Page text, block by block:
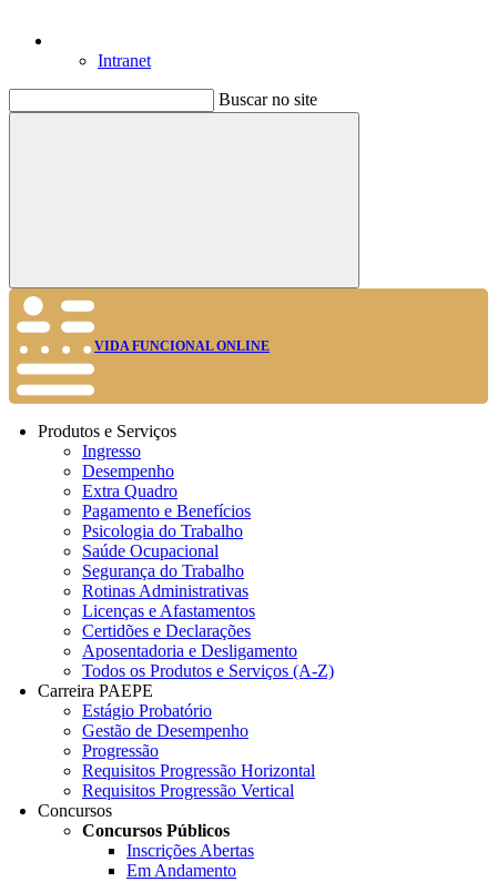
Intranet
Buscar no site
Buscar
VIDA FUNCIONAL ONLINE
Produtos e Serviços
Ingresso
Desempenho
Extra Quadro
Pagamento e Benefícios
Psicologia do Trabalho
Saúde Ocupacional
Segurança do Trabalho
Rotinas Administrativas
Licenças e Afastamentos
Certidões e Declarações
Aposentadoria e Desligamento
Todos os Produtos e Serviços (A-Z)
Carreira PAEPE
Estágio Probatório
Gestão de Desempenho
Progressão
Requisitos Progressão Horizontal
Requisitos Progressão Vertical
Concursos
Concursos Públicos
Inscrições Abertas
Em Andamento